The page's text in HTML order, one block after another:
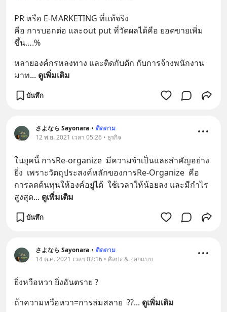
PR หรือ E-MARKETING ที่แท้จริง
คือ การบอกต่อ และout put ที่วัดผลได้คือ ยอดขายเพิ่ม
ขึ้น….%
หลายองค์กรหลงทาง และติดกับดัก กับการจ้างพนักงาน
มาท... ดูเพิ่มเติม
บันทึก
さよなら Sayonara • ติดตาม
12 พ.ย. 2021 เวลา 05:26 • ธุรกิจ
ในยุคนี้ การRe-organize  มีความจำเป็นและสำคัญอย่าง
ยิ่ง  เพราะวัตถุประสงค์หลักของการRe-Organize  คือ
การลดต้นทุนให้องค์อยู่ได้  ใช้เวลาให้น้อยลง และมีกำไร
สูงสุด... ดูเพิ่มเติม
บันทึก
さよなら Sayonara • ติดตาม
14 ต.ค. 2021 เวลา 02:16 • ศิลปะ & ออกแบบ
ยิ่งหวือหวา ยิ่งอันตราย ?
ถ้าความหวือหวา=การล่มสลาย  ??... ดูเพิ่มเติม